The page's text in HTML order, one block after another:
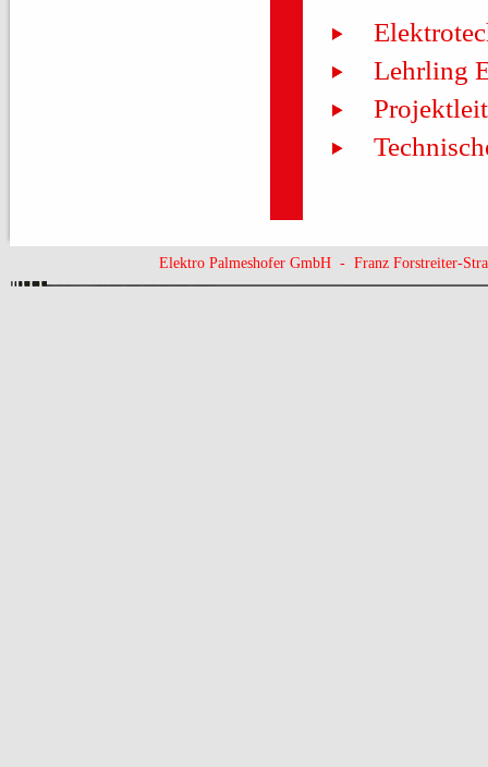
Lehrling
Elektro Palmeshofer GmbH - Franz Forstreiter-